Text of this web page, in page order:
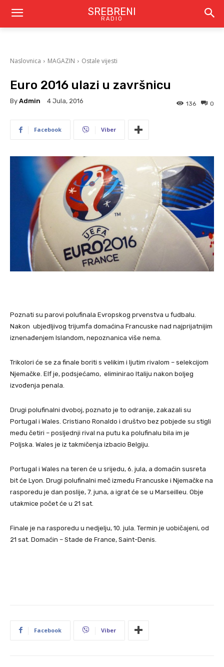
SREBRENI
RADIO
Naslovnica MAGAZIN Ostale vijesti
Euro 2016 ulazi u završnicu
By Admin 4 Jula, 2016 0
136
Facebook Viber
Poznati su parovi polufinala Evropskog prvenstva u fudbalu.
Nakon ubjedljivog trijumfa domaćina Francuske nad najprijatnijim
iznenađenjem Islandom, nepoznanica više nema.
Trikolori će se za finale boriti s velikim i ljutim rivalom – selekcijom
Njemačke. Elf je, podsjećamo, eliminirao Italiju nakon boljeg
izvođenja penala.
Drugi polufinalni dvoboj, poznato je to odranije, zakazali su
Portugal i Wales. Cristiano Ronaldo i društvo bez pobjede su stigli
među četiri – posljednji rival na putu ka polufinalu bila im je
Poljska. Wales je iz takmičenja izbacio Belgiju.
Portugal i Wales na teren će u srijedu, 6. jula, a domaćin susreta
bit će Lyon. Drugi polufinalni meč između Francuske i Njemačke na
rasporedu je dan poslije, 7. juna, a igrat će se u Marseilleu. Obje
utakmice počet će u 21 sat.
Finale je na rasporedu u nedjelju, 10. jula. Termin je uobičajeni, od
21 sat. Domaćin – Stade de France, Saint-Denis.
Facebook Viber